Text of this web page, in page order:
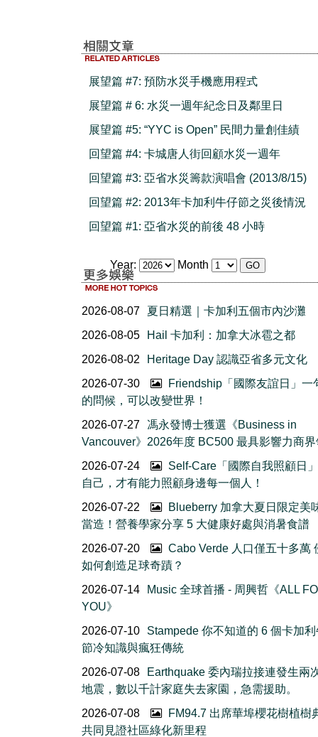
展望篇 #7: 預防水災手機應用程式
展望篇 # 6: 水災一週年紀念日及鄰里日
展望篇 #5: “YYC is Open” 民間力量創佳績
回望篇 #4: 卡城唐人街回顧水災一週年
回望篇 #3: 亞省水災籌款演唱會 (2013/8/15)
回望篇 #2: 2013年卡加利牛仔節之災後情況
回望篇 #1: 亞省水災的前後 48 小時
Year: Month
2026-08-07
夏日精選｜卡加利五個市內沙灘
2026-08-05
Hail 卡加利：加拿大冰雹之都
2026-08-02
Heritage Day 認識亞省多元文化
2026-07-30
Friendship「國際友誼日」一
的問候，可以改變世界！
2026-07-27
馮永發博士獲選《Business in
Vancouver》2026年度 BC500 最具影響力商
2026-07-24
Self-Care「國際自我照顧日
自己，才有能力照顧身邊每一個人！
2026-07-22
Blueberry 加拿大夏日限定美
當造！營養學家分享 5 大健康好處與消暑食譜
2026-07-20
Cabo Verde 人口僅五十多萬
如何創造足球奇蹟？
2026-07-14
Music 全球首播 - 周興哲《ALL
YOU》
2026-07-10
Stampede 你不知道的 6 個卡加
節冷知識與瘋狂傳統
2026-07-08
Earthquake 委內瑞拉接連發生兩
地震，數以千計家庭失去家園，急需援助。
2026-07-08
FM94.7 出席華埠櫻花樹植
共同見證社區綠化新里程